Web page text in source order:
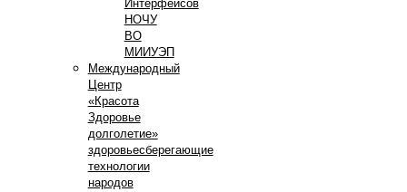
Интерфейсов
НОЧУ
ВО
МИИУЭП
Международный
Центр
«Красота
Здоровье
долголетие»
здоровьесберегающие
технологии
народов